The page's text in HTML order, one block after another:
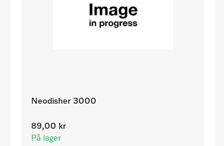
Neodisher 3000
89,00 kr
På lager